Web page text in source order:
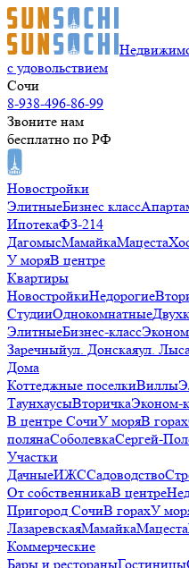
с удовольствием
Сочи
8-938-496-86-99
Звоните нам
бесплатно по РФ
Новостройки
ЭлитныеБизнес класс
ИпотекаФЗ-214
ДагомысМамайкаМацеста
У моряВ центре
Квартиры
НовостройкиНедорогие
СтудииОднокомнатные
ЭлитныеБизнес-класс
Заречныйул. Донскаяул.
Дома
Коттеджные поселкиВиллы
ТаунхаусыВторичкаЭконом-
В центре СочиУ моряВ горах
полянаСоболевкаСергей-
Участки
ДачныеИЖССадоводство
От собственникаВ центре
Пригород СочиВ горахУ
ЛазаревскаяМамайкаМацеста
Коммерческие
Бары и рестораныГостиницы